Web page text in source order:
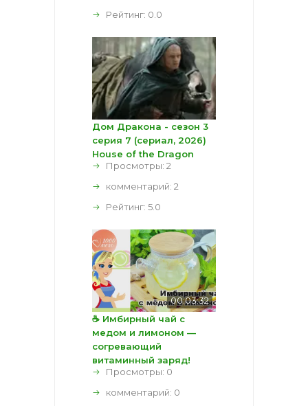
Рейтинг: 0.0
Дом Дракона - сезон 3
серия 7 (сериал, 2026)
House of the Dragon
Просмотры: 2
комментарий: 2
Рейтинг: 5.0
00:03:32
☕ Имбирный чай с
медом и лимоном —
согревающий
витаминный заряд!
Просмотры: 0
комментарий: 0